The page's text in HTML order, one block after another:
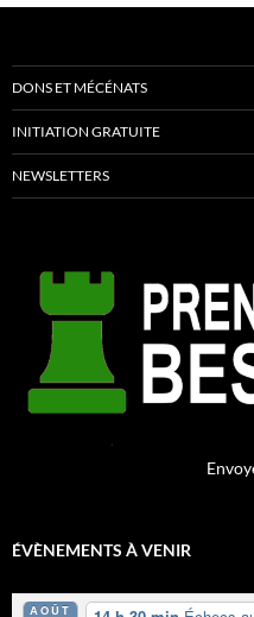
DONS ET MÉCÉNATS
INITIATION GRATUITE
NEWSLETTERS
ÉVÈNEMENTS À VENIR
AOÛT